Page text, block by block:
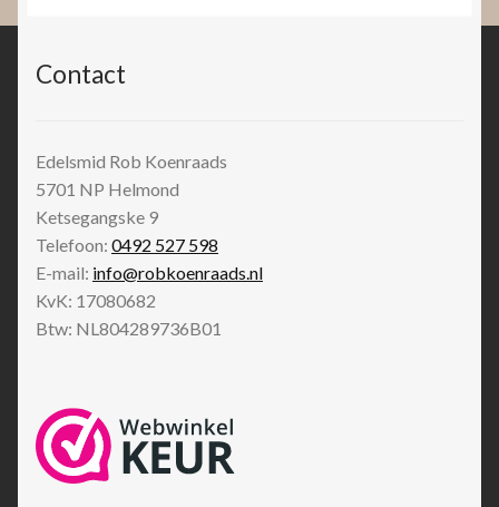
Contact
Edelsmid Rob Koenraads
5701 NP Helmond
Ketsegangske 9
Telefoon: 0492 527 598
E-mail: info@robkoenraads.nl
KvK: 17080682
Btw: NL804289736B01